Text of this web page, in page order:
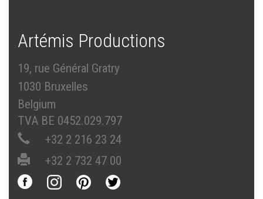
Artémis Productions
19, rue Général Gratry
1030 Bruxelles
Belgium
TVA BE 0452.029.797
+32 2 216 23 24
+32 2 732 47 00